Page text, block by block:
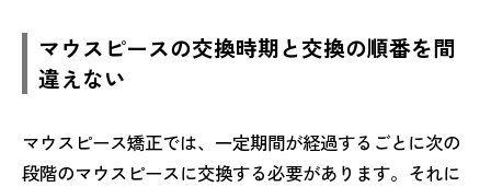
マウスピースの交換時期と交換の順番を間
違えない
マウスピース矯正では、一定期間が経過するごとに次の
段階のマウスピースに交換する必要があります。それに